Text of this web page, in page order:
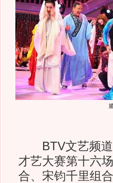
BTV文艺频道6
才艺大赛第十六
合、宋钧千里组